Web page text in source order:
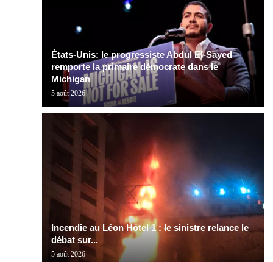
États-Unis: le progressiste Abdul El-Sayed
remporte la primaire démocrate dans le
Michigan
5 août 2026
Incendie au Léon Hôtel 1 : le sinistre relance le
débat sur...
5 août 2026